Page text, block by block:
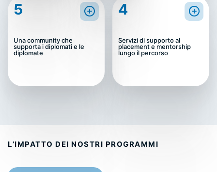
4
Servizi di supporto al
placement e mentorship
lungo il percorso
5
Una community che
supporta i diplomati e le
diplomate
L’IMPATTO DEI NOSTRI PROGRAMMI